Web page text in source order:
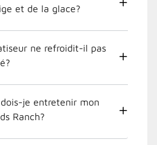
et de la glace?
ne refroidit-il pas
je entretenir mon
Ranch?